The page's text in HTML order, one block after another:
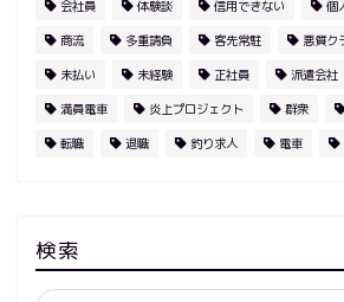
会社員 体験談 信用できない 個
商流 多重請負 客先常駐 悪質ク
未払い 未経験 正社員 派遣会社
満員電車 炎上プロジェクト 群衆
転職 退職 釣り求人 電車
検索